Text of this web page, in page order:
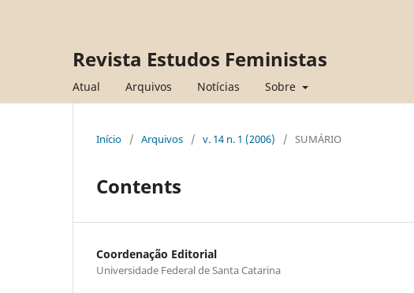
Revista Estudos Feministas
Atual Arquivos Notícias Sobre
Início / Arquivos / v. 14 n. 1 (2006) / SUMÁRIO
Contents
Coordenação Editorial
Universidade Federal de Santa Catarina